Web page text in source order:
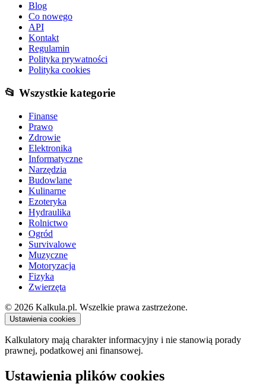
Blog
Co nowego
API
Kontakt
Regulamin
Polityka prywatności
Polityka cookies
📂 Wszystkie kategorie
Finanse
Prawo
Zdrowie
Elektronika
Informatyczne
Narzędzia
Budowlane
Kulinarne
Ezoteryka
Hydraulika
Rolnictwo
Ogród
Survivalowe
Muzyczne
Motoryzacja
Fizyka
Zwierzęta
© 2026 Kalkula.pl. Wszelkie prawa zastrzeżone.
Ustawienia cookies
Kalkulatory mają charakter informacyjny i nie stanowią porady
prawnej, podatkowej ani finansowej.
Ustawienia plików cookies